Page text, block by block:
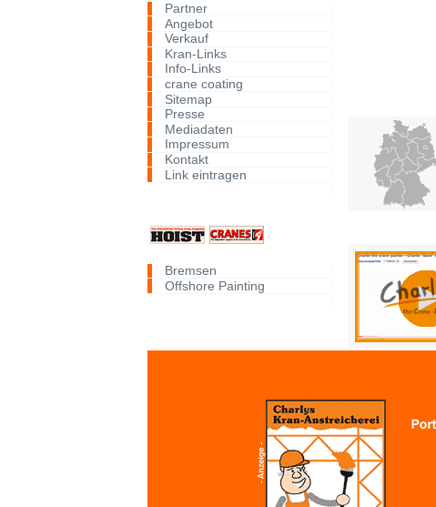
Partner
Angebot
Verkauf
Kran-Links
Info-Links
crane coating
Sitemap
Presse
Mediadaten
Impressum
Kontakt
Link eintragen
Bremsen
Offshore Painting